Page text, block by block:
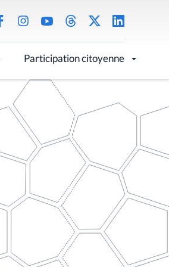
Participation citoyenne